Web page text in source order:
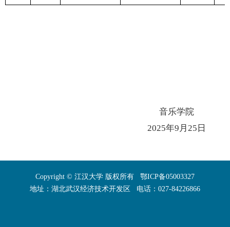
音乐学院
2025年9月25日
Copyright © 江汉大学 版权所有 鄂ICP备05003327
地址：湖北武汉经济技术开发区 电话：027-84226866